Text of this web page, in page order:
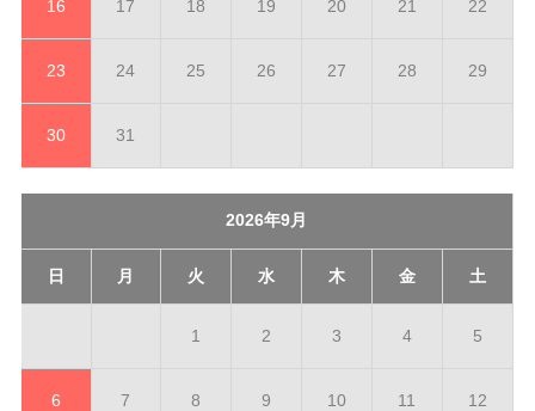
16 17 18 19 20 21 22
23 24 25 26 27 28 29
30 31
2026年9月
日 月 火 水 木 金 土
1 2 3 4 5
6 7 8 9 10 11 12